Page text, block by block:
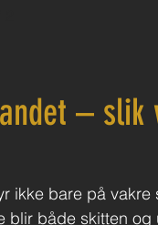
–
ikke bare på
blir både skitten